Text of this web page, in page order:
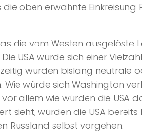
oben erwähnte Einkreisung
die vom Westen ausgelöste
USA würde sich einer
würden bislang neutrale
Wie würde sich Washington
allem wie würden die USA
sieht, würden die USA
Russland selbst vorgehen.